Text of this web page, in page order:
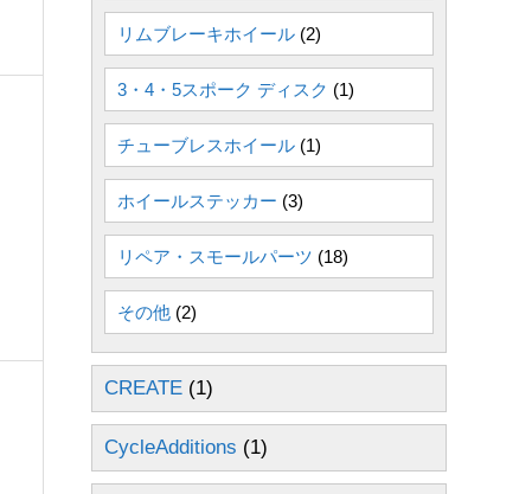
リムブレーキホイール (2)
3・4・5スポーク ディスク (1)
チューブレスホイール (1)
ホイールステッカー (3)
リペア・スモールパーツ (18)
その他 (2)
CREATE (1)
CycleAdditions (1)